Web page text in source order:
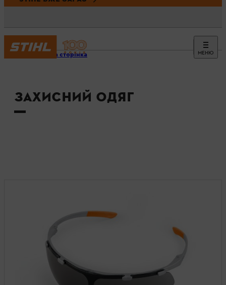
МЕНЮ
Головна сторінка
ЗАХИСНИЙ ОДЯГ